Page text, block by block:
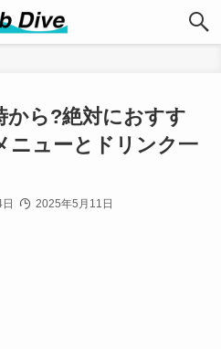
から?絶対におすす
ニューとドリンク一
2025年5月11日